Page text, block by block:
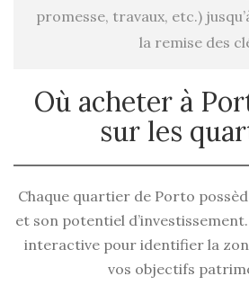
promesse, travaux, etc.)
la remise des
Où acheter à
sur les
Chaque quartier de Porto
et son potentiel
interactive pour identifier la
vos objectifs